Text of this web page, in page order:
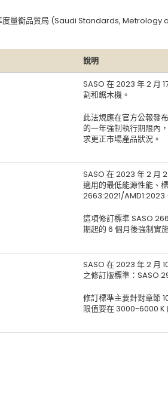
度量衡品質局 (Saudi Standards,
說明
SASO 在 2023 年 2 月
割和鋸木機。
此法規應在官方公報發
的一年強制執行期限內
求更正市場產品狀況。
SASO 在 2023 年 2 月
適用的最低能源性能、
2663:2021/AMD1:2023
這項修訂標準 SASO
期起的 6 個月後強制實
SASO 在 2023 年 2 月
之修訂版標準：SASO
修訂標準主要針對章節
限值要在 3000-6000 K